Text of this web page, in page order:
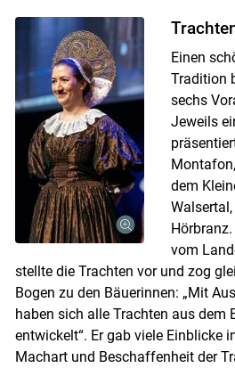
Einen
Tradition
sechs
Jeweils
dem
vom
stellte die Trachten vor und zog
Bogen zu den Bäuerinnen: „Mit
haben sich alle Trachten aus dem
entwickelt“. Er gab viele Einblicke
Machart und Beschaffenheit der